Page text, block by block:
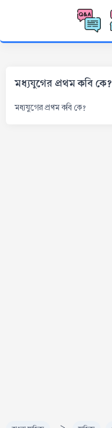
মধ্যযুগের প্রথম কবি কে?
মধ্যযুগের প্রথম কবি কে?